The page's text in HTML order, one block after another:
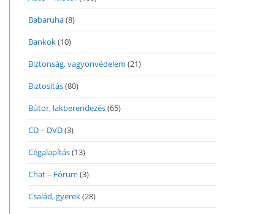
Babaruha(8)
Bankok(10)
Biztonság, vagyonvédelem (21)
Biztosítás(80)
Bútor, lakberendezés(65)
CD – DVD(3)
Cégalapítás(13)
Chat – Fórum (3)
Család, gyerek(28)